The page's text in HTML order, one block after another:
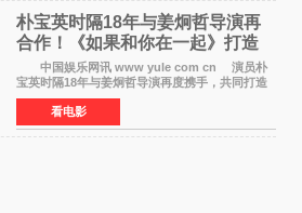
朴宝英时隔18年与姜炯哲导演再
合作！《如果和你在一起》打造
奇幻浪漫喜剧
中国娱乐网讯 www yule com cn 演员朴
宝英时隔18年与姜炯哲导演再度携手，共同打造
备受期待的浪漫喜剧新作《如果和你在一起》
（暂定名）。据OSEN报道，朴宝英将出演该片
女主角，自2008年《
看电影